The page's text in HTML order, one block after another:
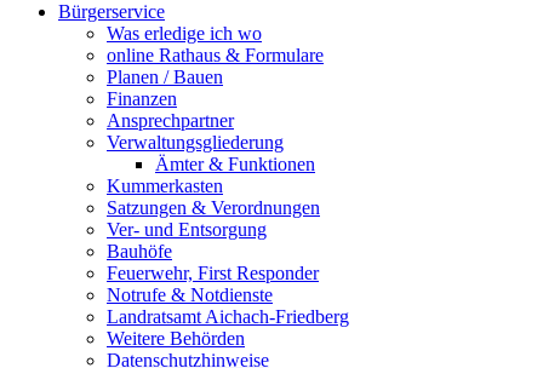
Bürgerservice
Was erledige ich wo
online Rathaus & Formulare
Planen / Bauen
Finanzen
Ansprechpartner
Verwaltungsgliederung
Ämter & Funktionen
Kummerkasten
Satzungen & Verordnungen
Ver- und Entsorgung
Bauhöfe
Feuerwehr, First Responder
Notrufe & Notdienste
Landratsamt Aichach-Friedberg
Weitere Behörden
Datenschutzhinweise